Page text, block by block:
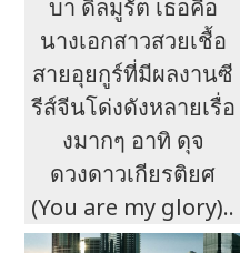
บา ดิลมูรัต เธอคือ
นางเอกสาวสวยเชื้อ
สายอุยกูร์ที่มีผลงานซี
รีส์จีนโด่งดังหลายเรื่อ
งมากๆ อาทิ ดุจ
ดวงดาวเกียรติยศ
(You are my glory)..